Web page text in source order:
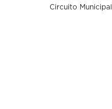
Circuito